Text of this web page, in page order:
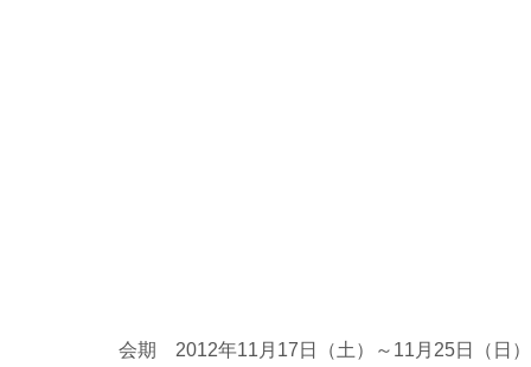
会期　2012年11月17日（土）～11月25日（日）